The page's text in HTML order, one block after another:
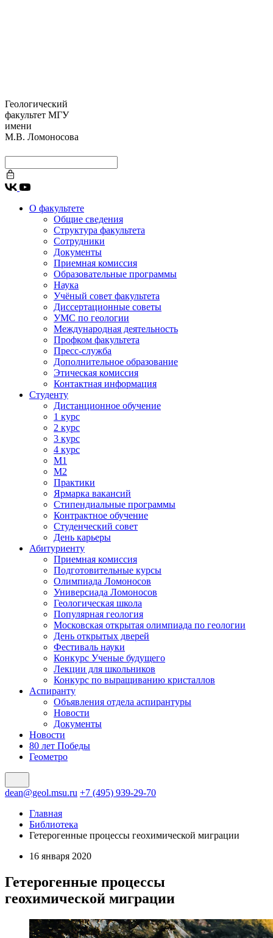
Геологический
факультет МГУ
имени
М.В. Ломоносова
О факультете
Общие сведения
Структура факультета
Сотрудники
Документы
Приемная комиссия
Образовательные программы
Наука
Учёный совет факультета
Диссертационные советы
УМС по геологии
Международная деятельность
Профком факультета
Пресс-служба
Дополнительное образование
Этическая комиссия
Контактная информация
Студенту
Дистанционное обучение
1 курс
2 курс
3 курс
4 курс
М1
М2
Практики
Ярмарка вакансий
Стипендиальные программы
Контрактное обучение
Студенческий совет
День карьеры
Абитуриенту
Приемная комиссия
Подготовительные курсы
Олимпиада Ломоносов
Универсиада Ломоносов
Геологическая школа
Популярная геология
Московская открытая олимпиада по геологии
День открытых дверей
Фестиваль науки
Конкурс Ученые будущего
Лекции для школьников
Конкурс по выращиванию кристаллов
Аспиранту
Объявления отдела аспирантуры
Новости
Документы
Новости
80 лет Победы
Геометро
dean@geol.msu.ru +7 (495) 939-29-70
Главная
Библиотека
Гетерогенные процессы геохимической миграции
16 января 2020
Гетерогенные процессы
геохимической миграции